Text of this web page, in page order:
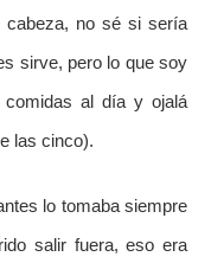
cabeza, no sé si sería
sirve, pero lo que soy
comidas al día y ojalá
las cinco).
lo tomaba siempre
salir fuera, eso era